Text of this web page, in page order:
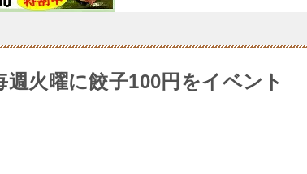
火曜に餃子100円をイベント